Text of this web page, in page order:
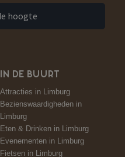
hoogte
IN DE BUURT
Attracties in Limburg
Bezienswaardigheden in
Limburg
Eten & Drinken in Limburg
Evenementen in Limburg
Fietsen in Limburg